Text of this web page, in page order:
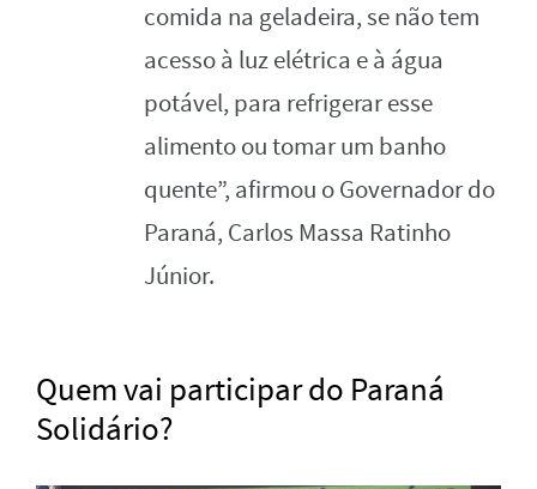
comida na geladeira, se não tem
acesso à luz elétrica e à água
potável, para refrigerar esse
alimento ou tomar um banho
quente”, afirmou o Governador do
Paraná, Carlos Massa Ratinho
Júnior.
Quem vai participar do Paraná
Solidário?